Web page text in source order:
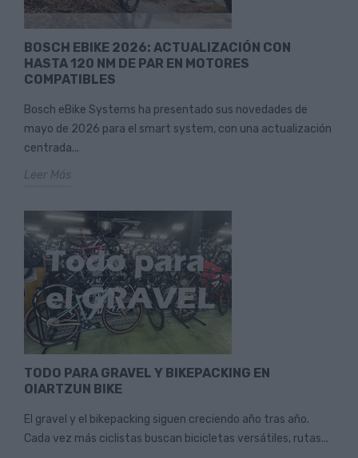
BOSCH EBIKE 2026: ACTUALIZACIÓN CON
HASTA 120 NM DE PAR EN MOTORES
COMPATIBLES
Bosch eBike Systems ha presentado sus novedades de
mayo de 2026 para el smart system, con una actualización
centrada...
Leer Más
TODO PARA GRAVEL Y BIKEPACKING EN
OIARTZUN BIKE
El gravel y el bikepacking siguen creciendo año tras año.
Cada vez más ciclistas buscan bicicletas versátiles, rutas...